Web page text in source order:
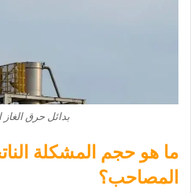
بدائل حرق
ما هو حجم المشكلة
المصاحب؟